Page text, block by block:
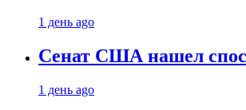
1 день ago
Сенат США нашел
1 день ago